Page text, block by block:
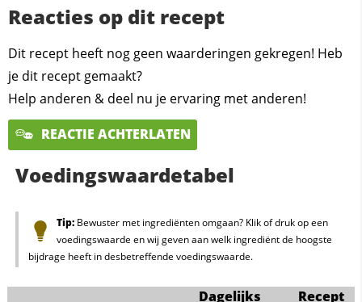
Reacties op dit recept
Dit recept heeft nog geen waarderingen gekregen! Heb
je dit recept gemaakt?
Help anderen & deel nu je ervaring met anderen!
REACTIE ACHTERLATEN
Voedingswaardetabel
Tip:Bewuster met ingrediënten omgaan? Klik of druk op een
voedingswaarde en wij geven aan welk ingrediënt de hoogste
bijdrage heeft in desbetreffende voedingswaarde.
Dagelijks
Recept